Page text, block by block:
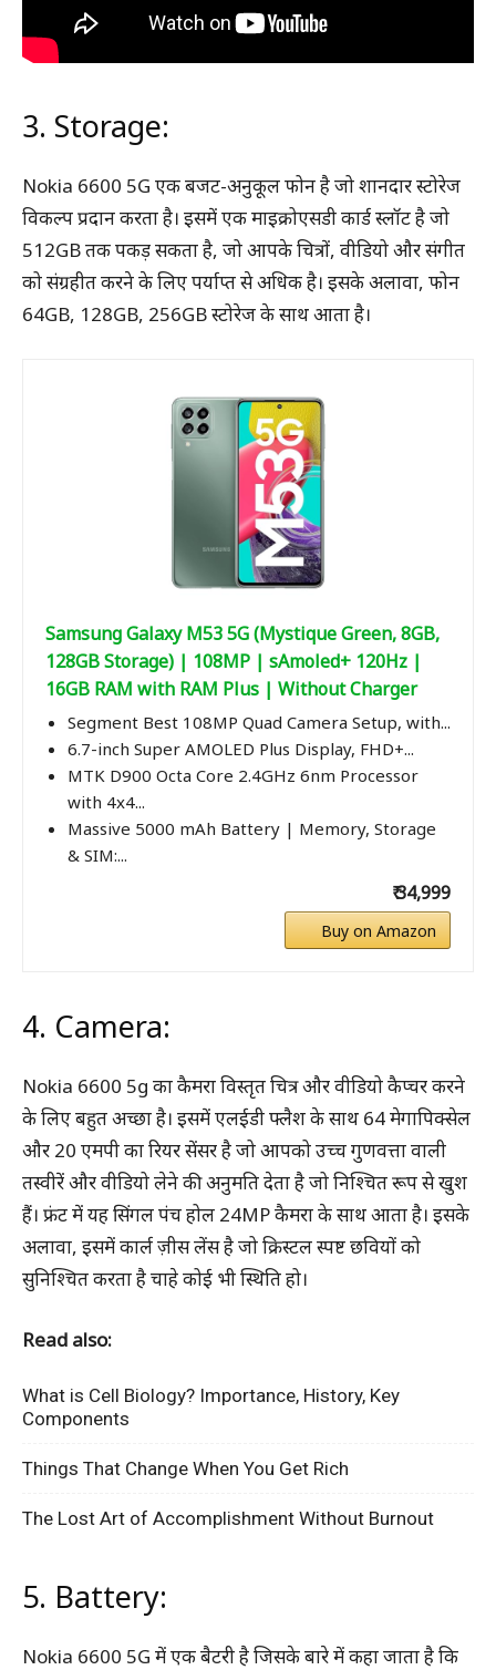
3. Storage:
Nokia 6600 5G एक बजट-अनुकूल फोन है जो शानदार स्टोरेज
विकल्प प्रदान करता है। इसमें एक माइक्रोएसडी कार्ड स्लॉट है जो
512GB तक पकड़ सकता है, जो आपके चित्रों, वीडियो और संगीत
को संग्रहीत करने के लिए पर्याप्त से अधिक है। इसके अलावा, फोन
64GB, 128GB, 256GB स्टोरेज के साथ आता है।
Samsung Galaxy M53 5G (Mystique Green, 8GB,
128GB Storage) | 108MP | sAmoled+ 120Hz |
16GB RAM with RAM Plus | Without Charger
Segment Best 108MP Quad Camera Setup, with...
6.7-inch Super AMOLED Plus Display, FHD+...
MTK D900 Octa Core 2.4GHz 6nm Processor
with 4x4...
Massive 5000 mAh Battery | Memory, Storage
& SIM:...
₹ 34,999
Buy on Amazon
4. Camera:
Nokia 6600 5g का कैमरा विस्तृत चित्र और वीडियो कैप्चर करने
के लिए बहुत अच्छा है। इसमें एलईडी फ्लैश के साथ 64 मेगापिक्सेल
और 20 एमपी का रियर सेंसर है जो आपको उच्च गुणवत्ता वाली
तस्वीरें और वीडियो लेने की अनुमति देता है जो निश्चित रूप से खुश
हैं। फ्रंट में यह सिंगल पंच होल 24MP कैमरा के साथ आता है। इसके
अलावा, इसमें कार्ल ज़ीस लेंस है जो क्रिस्टल स्पष्ट छवियों को
सुनिश्चित करता है चाहे कोई भी स्थिति हो।
Read also:
What is Cell Biology? Importance, History, Key
Components
Things That Change When You Get Rich
The Lost Art of Accomplishment Without Burnout
5. Battery:
Nokia 6600 5G में एक बैटरी है जिसके बारे में कहा जाता है कि